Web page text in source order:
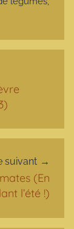
suivant
(En
l’été !)